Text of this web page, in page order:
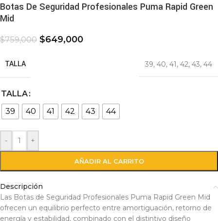
Botas De Seguridad Profesionales Puma Rapid Green
Mid
$759,000 $649,000
TALLA 39, 40, 41 , 42, 43, 44
TALLA
39
40 41 42 43 44
- +
AÑADIR AL CARRITO
Descripción
Las Botas de Seguridad Profesionales Puma Rapid Green Mid
ofrecen un equilibrio perfecto entre amortiguación, retorno de
energía y estabilidad, combinado con el distintivo diseño